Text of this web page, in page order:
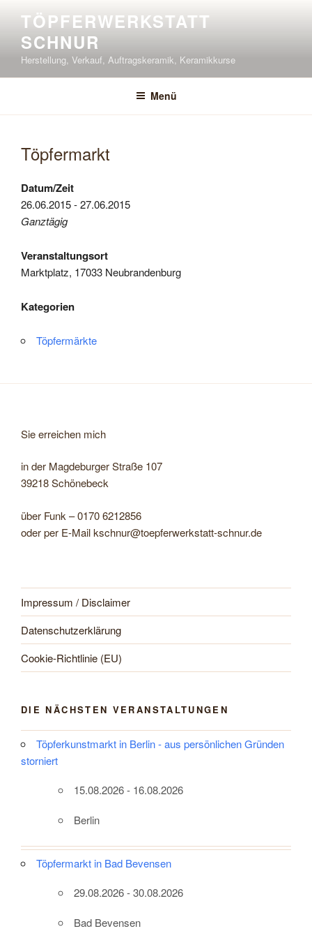
springen
TÖPFERWERKSTATT
SCHNUR
Herstellung, Verkauf, Auftragskeramik, Keramikkurse
Menü
Töpfermarkt
Datum/Zeit
26.06.2015 - 27.06.2015
Ganztägig
Veranstaltungsort
Marktplatz, 17033 Neubrandenburg
Kategorien
Töpfermärkte
Sie erreichen mich
in der Magdeburger Straße 107
39218 Schönebeck
über Funk – 0170 6212856
oder per E-Mail kschnur@toepferwerkstatt-schnur.de
Impressum / Disclaimer
Datenschutzerklärung
Cookie-Richtlinie (EU)
DIE NÄCHSTEN VERANSTALTUNGEN
Töpferkunstmarkt in Berlin - aus persönlichen Gründen
storniert
15.08.2026 - 16.08.2026
Berlin
Töpfermarkt in Bad Bevensen
29.08.2026 - 30.08.2026
Bad Bevensen